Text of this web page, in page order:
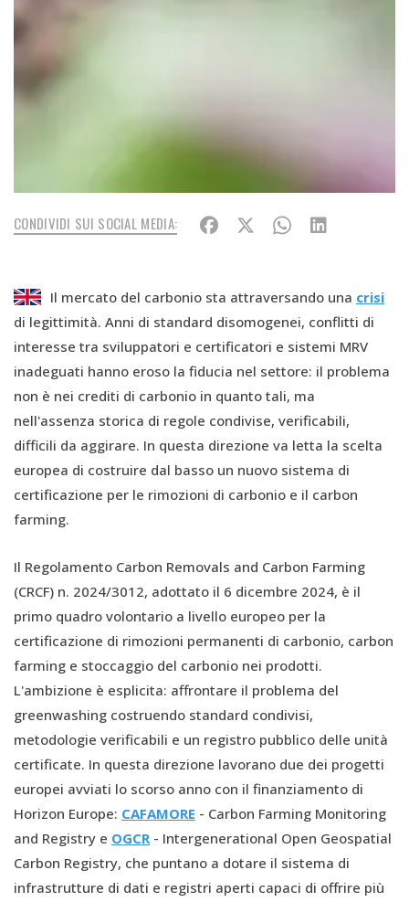
CONDIVIDI SUI SOCIAL MEDIA:
Il mercato del carbonio sta attraversando una crisi
di legittimità. Anni di standard disomogenei, conflitti di
interesse tra sviluppatori e certificatori e sistemi MRV
inadeguati hanno eroso la fiducia nel settore: il problema
non è nei crediti di carbonio in quanto tali, ma
nell'assenza storica di regole condivise, verificabili,
difficili da aggirare. In questa direzione va letta la scelta
europea di costruire dal basso un nuovo sistema di
certificazione per le rimozioni di carbonio e il carbon
farming.
Il Regolamento Carbon Removals and Carbon Farming
(CRCF) n. 2024/3012, adottato il 6 dicembre 2024, è il
primo quadro volontario a livello europeo per la
certificazione di rimozioni permanenti di carbonio, carbon
farming e stoccaggio del carbonio nei prodotti.
L'ambizione è esplicita: affrontare il problema del
greenwashing costruendo standard condivisi,
metodologie verificabili e un registro pubblico delle unità
certificate. In questa direzione lavorano due dei progetti
europei avviati lo scorso anno con il finanziamento di
Horizon Europe: CAFAMORE - Carbon Farming Monitoring
and Registry e OGCR- Intergenerational Open Geospatial
Carbon Registry, che puntano a dotare il sistema di
infrastrutture di dati e registri aperti capaci di offrire più